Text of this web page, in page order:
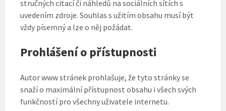
stručných citací či náhledů na sociálních sítích s
uvedením zdroje. Souhlas s užitím obsahu musí být
vždy písemný a lze o něj požádat.
Prohlášení o přístupnosti
Autor www stránek prohlašuje, že tyto stránky se
snaží o maximální přístupnost obsahu i všech svých
funkčností pro všechny uživatele internetu.